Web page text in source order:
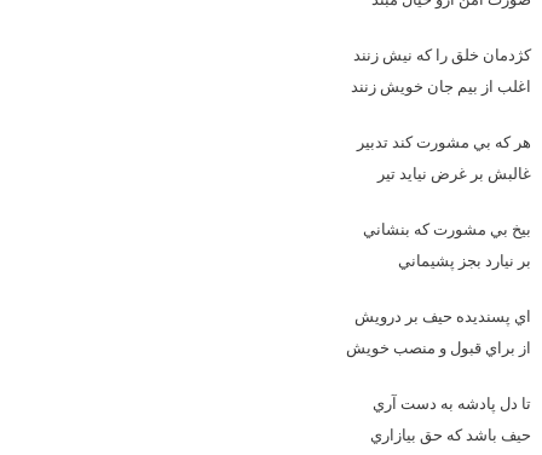
کژدمان خلق را که نيش زنند
اغلب از بيم جان خويش زنند
هر که بي مشورت کند تدبير
غالبش بر غرض نيايد تير
بيخ بي مشورت که بنشاني
بر نيارد بجز پشيماني
اي پسنديده حيف بر درويش
از براي قبول و منصب خويش
تا دل پادشه به دست آري
حيف باشد که حق بيازاري